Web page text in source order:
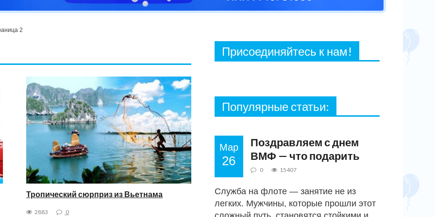
27 ФЕВРАЛЯ, 2021
2
Тропический сюрприз из Вьетнама
2883 0
Присоединяйтесь к нам!
Популярные статьи:
Мар
26
Поздравляем с днем
ВМФ — что подарить
0 15407
Служба на флоте — занятие не из
легких. Мужчины, которые прошли этот